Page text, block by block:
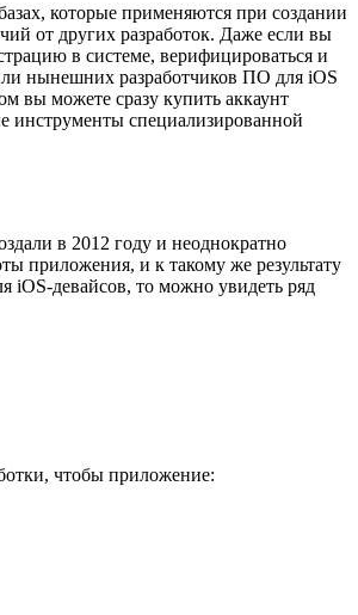
которые применяются при создании
от других разработок. Даже если вы
в системе, верифицироваться и
нынешних разработчиков ПО для iOS
вы можете сразу купить аккаунт
инструменты специализированной
в 2012 году и неоднократно
приложения, и к такому же результату
iOS-девайсов, то можно увидеть ряд
чтобы приложение: